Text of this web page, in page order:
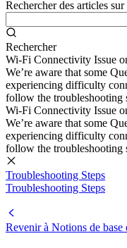
Rechercher des articles
Rechercher
Wi-Fi Connectivity Issue
We’re aware that some
experiencing difficulty
follow the troubleshooting
Wi-Fi Connectivity Issue
We’re aware that some
experiencing difficulty
follow the troubleshooting
Troubleshooting Steps
Troubleshooting Steps
Revenir à Notions de